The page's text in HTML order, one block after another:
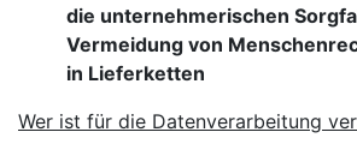
die unternehmerischen
Vermeidung von
in Lieferketten
Wer ist für die Datenverarbeitung